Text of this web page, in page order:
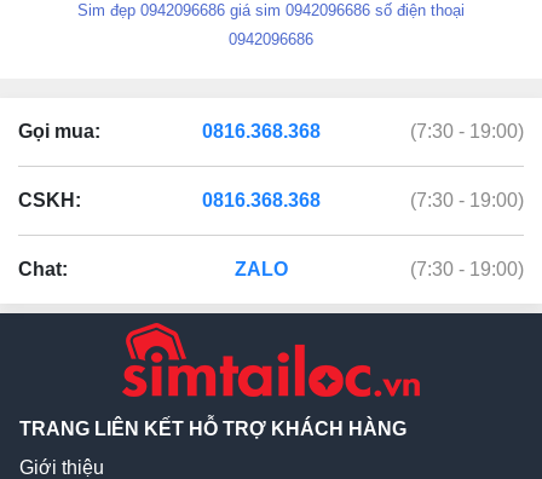
Sim đẹp 0942096686 giá sim 0942096686 số điện thoại
0942096686
Gọi mua: 0816.368.368 (7:30 - 19:00)
CSKH: 0816.368.368 (7:30 - 19:00)
Chat: ZALO (7:30 - 19:00)
TRANG LIÊN KẾT HỖ TRỢ KHÁCH HÀNG
Giới thiệu